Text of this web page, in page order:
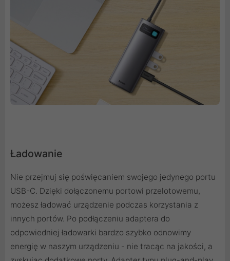
Ładowanie
Nie przejmuj się poświęcaniem swojego jedynego portu
USB-C. Dzięki dołączonemu portowi przelotowemu,
możesz ładować urządzenie podczas korzystania z
innych portów. Po podłączeniu adaptera do
odpowiedniej ładowarki bardzo szybko odnowimy
energię w naszym urządzeniu - nie tracąc na jakości, a